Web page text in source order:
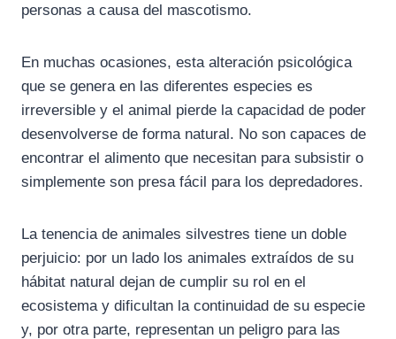
personas a causa del mascotismo.
En muchas ocasiones, esta alteración psicológica
que se genera en las diferentes especies es
irreversible y el animal pierde la capacidad de poder
desenvolverse de forma natural. No son capaces de
encontrar el alimento que necesitan para subsistir o
simplemente son presa fácil para los depredadores.
La tenencia de animales silvestres tiene un doble
perjuicio: por un lado los animales extraídos de su
hábitat natural dejan de cumplir su rol en el
ecosistema y dificultan la continuidad de su especie
y, por otra parte, representan un peligro para las